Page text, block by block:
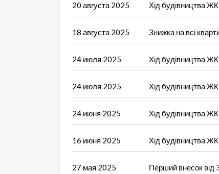
20 августа 2025 Хід будівництва ЖК
18 августа 2025 Знижка на всі
24 июля 2025 Хід будівництва ЖК
24 июля 2025 Хід будівництва ЖК
24 июня 2025 Хід будівництва ЖК
16 июня 2025 Хід будівництва ЖК
27 мая 2025
Перший внесок від